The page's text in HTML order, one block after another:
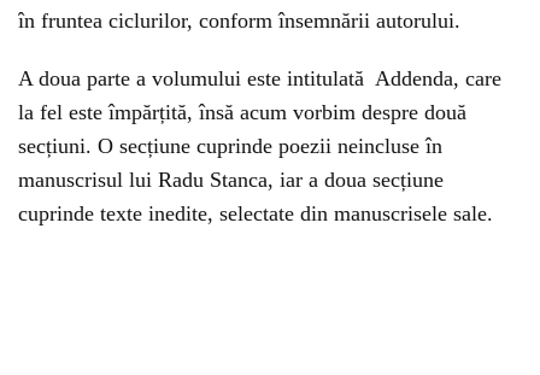
în fruntea ciclurilor, conform însemnării autorului.
A doua parte a volumului este intitulată Addenda, care
la fel este împărțită, însă acum vorbim despre două
secțiuni. O secțiune cuprinde poezii neincluse în
manuscrisul lui Radu Stanca, iar a doua secțiune
cuprinde texte inedite, selectate din manuscrisele sale.